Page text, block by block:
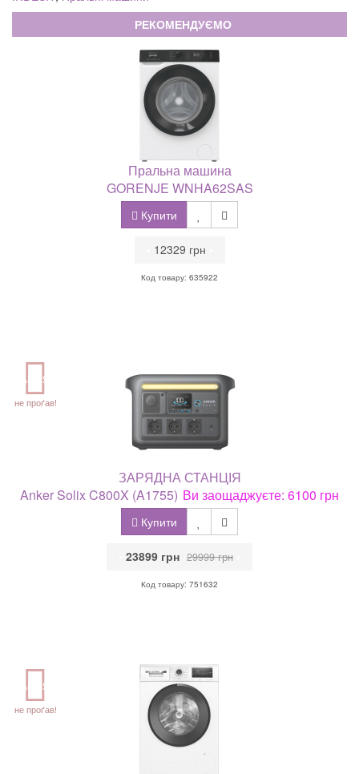
РЕКОМЕНДУЄМО
Пральна машина
GORENJE WNHA62SAS
Купити
12329 грн
Код товару: 635922
АКЦІЯ
не проґав!
ЗАРЯДНА СТАНЦІЯ
Anker Solix C800X (A1755) Ви заощаджуєте: 6100 грн
Купити
23899 грн 29999 грн
Код товару: 751632
АКЦІЯ
не проґав!